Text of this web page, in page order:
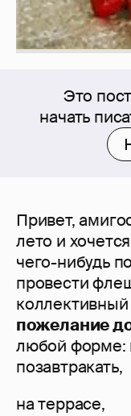
Это
начать
Привет,
лето и
чего-нибудь
провести
пожелание
любой форме:
позавтракать,
на террасе,